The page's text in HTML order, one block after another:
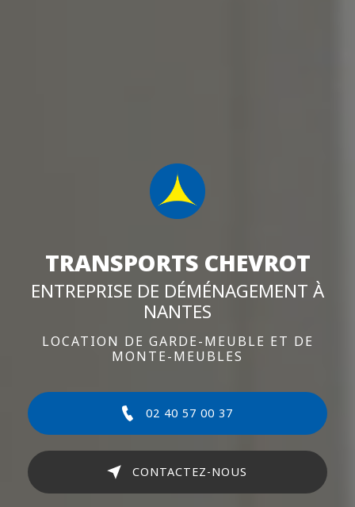
TRANSPORTS CHEVROT
ENTREPRISE DE DÉMÉNAGEMENT À
NANTES
LOCATION DE GARDE-MEUBLE ET DE
MONTE-MEUBLES
02 40 57 00 37
CONTACTEZ-NOUS